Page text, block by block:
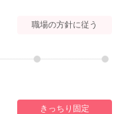
職場の方針に従う
きっちり固定